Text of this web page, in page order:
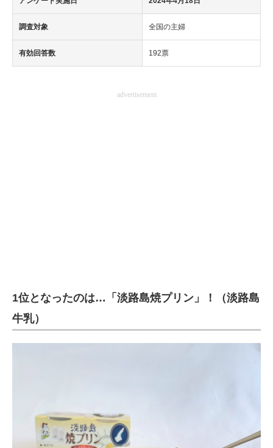
調査対象 全国の主婦
有効回答数 192票
advertisement
1位となったのは…「淡路島焼プリン」！（淡路島
牛乳）